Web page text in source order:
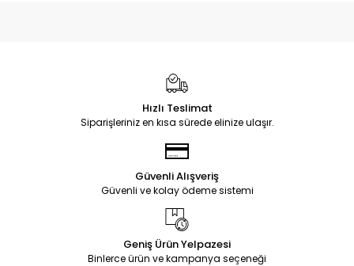
Hızlı Teslimat
Siparişleriniz en kısa sürede elinize ulaşır.
Güvenli Alışveriş
Güvenli ve kolay ödeme sistemi
Geniş Ürün Yelpazesi
Binlerce ürün ve kampanya seçeneği